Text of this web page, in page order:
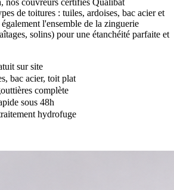
de toitures : tuiles, ardoises, bac acier et
l'ensemble de la zinguerie
solins) pour une étanchéité parfaite et
sur site
bac acier, toit plat
complète
sous 48h
hydrofuge